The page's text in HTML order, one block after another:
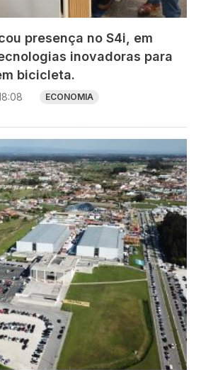
presença no S4i, em
inovadoras para
bicicleta.
ECONOMIA